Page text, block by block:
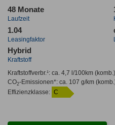
48 Monate
Laufzeit
1.04
Leasingfaktor
Hybrid
Kraftstoff
Kraftstoffverbr.¹: ca. 4,7 l/100km(komb.)
CO2-Emissionen*: ca. 107 g/km
Effizienzklasse: C